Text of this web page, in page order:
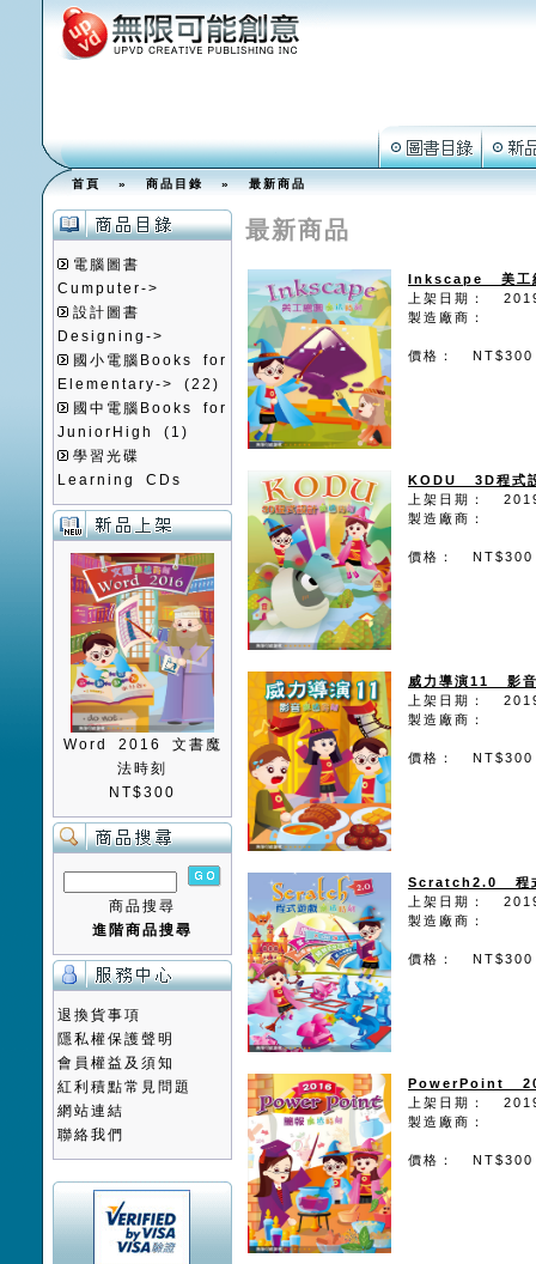
首頁»商品目錄»最新商品
電腦圖書
Cumputer->
設計圖書
Designing->
國小電腦Books for
Elementary->
(22)
國中電腦Books for
JuniorHigh
(1)
學習光碟
Learning CDs
Word 2016 文書魔
法時刻
NT$300
商品搜尋
進階商品搜尋
退換貨事項
隱私權保護聲明
會員權益及須知
紅利積點常見問題
網站連結
聯絡我們
最新商品
Inkscape 美工
上架日期：
製造廠商：
價格： NT$300
KODU 3D程式
上架日期：
製造廠商：
價格： NT$300
威力導演11 影
上架日期：
製造廠商：
價格： NT$300
Scratch2.0 程
上架日期：
製造廠商：
價格： NT$300
PowerPoint
上架日期：
製造廠商：
價格： NT$300